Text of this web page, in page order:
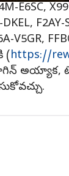
E6SC,
DKEL,
V5GR,
(https://
అయ్యాక,